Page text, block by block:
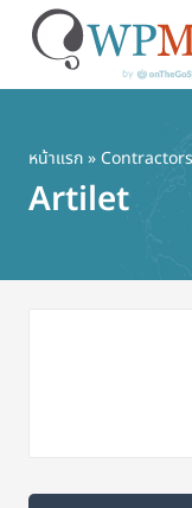
เนื้อหา
หลัก
หน้าแรก» Contractors
Artilet